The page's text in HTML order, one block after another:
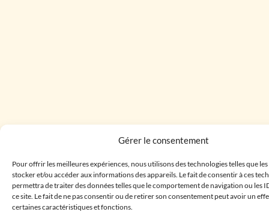
Gérer le consentement
Pour offrir les meilleures expériences, nous utilisons des technologies telles que
stocker et/ou accéder aux informations des appareils. Le fait de consentir à ces
permettra de traiter des données telles que le comportement de navigation ou les
ce site. Le fait de ne pas consentir ou de retirer son consentement peut avoir un
certaines caractéristiques et fonctions.